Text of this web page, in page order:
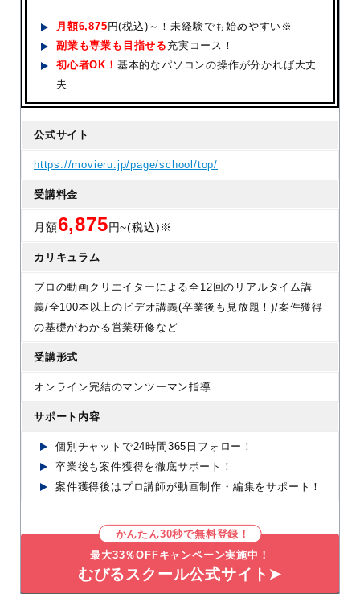
月額6,875 円(税込)～！未経験でも始めやすい※
副業も専業も目指せる充実コース！
初心者OK！ 基本的なパソコンの操作が分かれば大丈
夫
公式サイト
https://movieru.jp/page/school/top/
受講料金
月額6,875 円~(税込)※
カリキュラム
プロの動画クリエイターによる全12回のリアルタイム講
義/全100本以上のビデオ講義(卒業後も見放題！)/案件獲得
の基礎がわかる営業研修など
受講形式
オンライン完結のマンツーマン指導
サポート内容
個別チャットで24時間365日フォロー！
卒業後も案件獲得を徹底サポート！
案件獲得後はプロ講師が動画制作・編集をサポート！
かんたん30秒で無料登録！
最大33％OFFキャンペーン実施中！
むびるスクール公式サイト➤